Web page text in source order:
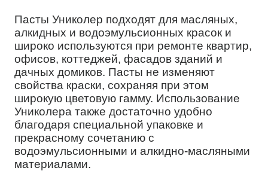
Пасты Униколер подходят для масляных,
алкидных и водоэмульсионных красок и
широко используются при ремонте квартир,
офисов, коттеджей, фасадов зданий и
дачных домиков. Пасты не изменяют
свойства краски, сохраняя при этом
широкую цветовую гамму. Использование
Униколера также достаточно удобно
благодаря специальной упаковке и
прекрасному сочетанию с
водоэмульсионными и алкидно-масляными
материалами.